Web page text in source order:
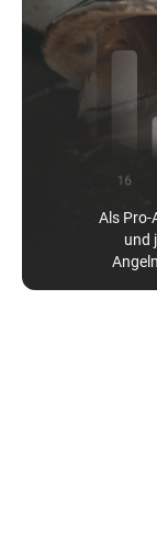
Als Pro-
und